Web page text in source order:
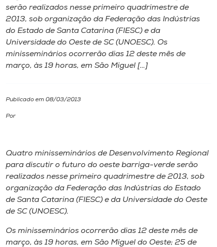
Internacionalização
I.nova
Diplomados
Biblioteca
Editora
Rádio
Museu
serão realizados nesse primeiro quadrimestre de
2013, sob organização da Federação das Indústrias
do Estado de Santa Catarina (FIESC) e da
Universidade do Oeste de SC (UNOESC). Os
minisseminários ocorrerão dias 12 deste mês de
março, às 19 horas, em São Miguel […]
Publicado em 08/03/2013
Por
Quatro minisseminários de Desenvolvimento Regional
para discutir o futuro do oeste barriga-verde serão
realizados nesse primeiro quadrimestre de 2013, sob
organização da Federação das Indústrias do Estado
de Santa Catarina (FIESC) e da Universidade do Oeste
de SC (UNOESC).
Os minisseminários ocorrerão dias 12 deste mês de
março, às 19 horas, em São Miguel do Oeste; 25 de